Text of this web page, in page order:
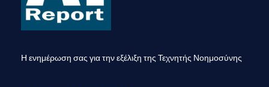
Η ενημέρωση σας για την εξέλιξη της Τεχνητής Νοημοσύνης